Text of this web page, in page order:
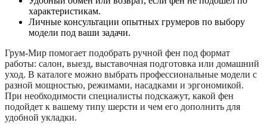
характеристикам.
Личные консультации опытных грумеров по выбору
модели под ваши задачи.
Грум-Мир помогает подобрать ручной фен под формат
работы: салон, выезд, выставочная подготовка или домашний
уход. В каталоге можно выбрать профессиональные модели с
разной мощностью, режимами, насадками и эргономикой.
При необходимости специалисты подскажут, какой фен
подойдет к вашему типу шерсти и чем его дополнить для
удобной укладки.